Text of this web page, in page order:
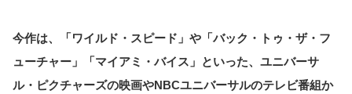
今作は、「ワイルド・スピード」や「バック・トゥ・ザ・フ
ューチャー」「マイアミ・バイス」といった、ユニバーサ
ル・ピクチャーズの映画やNBCユニバーサルのテレビ番組か